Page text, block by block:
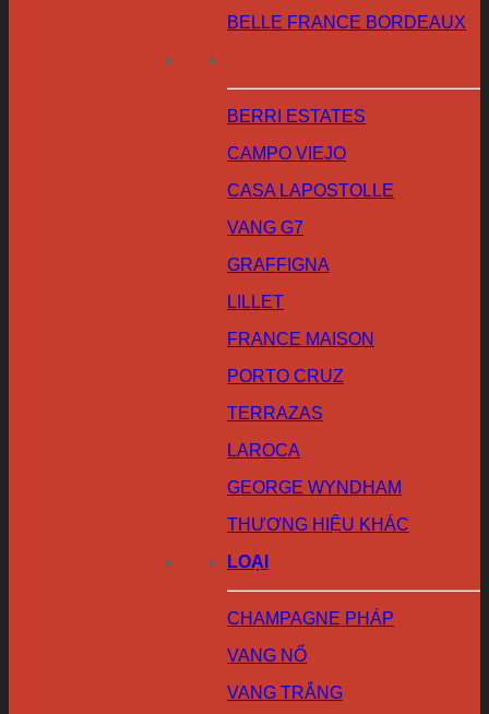
BELLE FRANCE BORDEAUX
BERRI ESTATES
CAMPO VIEJO
CASA LAPOSTOLLE
VANG G7
GRAFFIGNA
LILLET
FRANCE MAISON
PORTO CRUZ
TERRAZAS
LAROCA
GEORGE WYNDHAM
THƯƠNG HIỆU KHÁC
LOẠI
CHAMPAGNE PHÁP
VANG NỔ
VANG TRẮNG